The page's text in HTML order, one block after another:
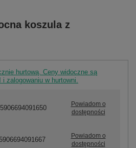
koszula z
hurtową. Ceny widoczne są
zalogowaniu w hurtowni.
5906694091650
Powiadom o
dostępności
5906694091667
Powiadom o
dostępności